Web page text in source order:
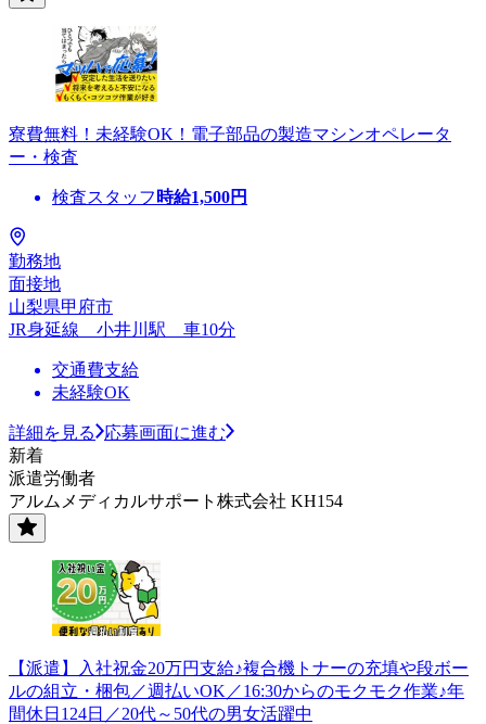
寮費無料！未経験OK！電子部品の製造マシンオペレータ
ー・検査
検査スタッフ 時給1,500円
勤務地
面接地
山梨県甲府市
JR身延線 小井川駅 車10分
交通費支給
未経験OK
詳細を見る
応募画面に進む
新着
派遣労働者
アルムメディカルサポート株式会社 KH154
【派遣】入社祝金20万円支給♪複合機トナーの充填や段ボー
ルの組立・梱包／週払いOK／16:30からのモクモク作業♪年
間休日124日／20代～50代の男女活躍中